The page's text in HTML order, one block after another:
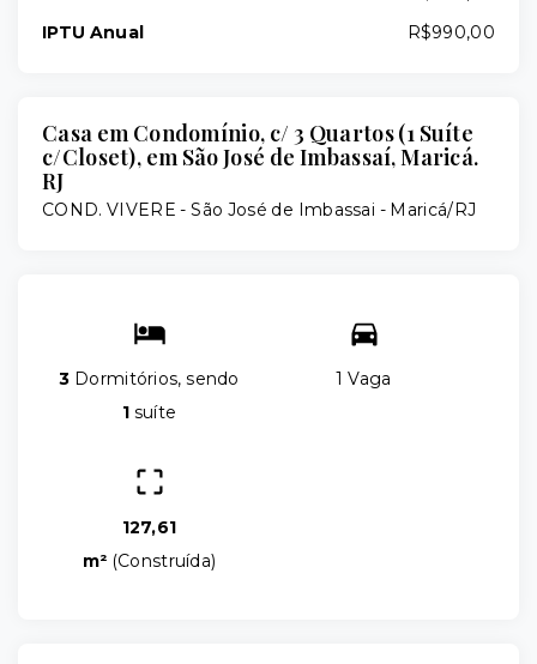
IPTU Anual
R$990,00
Casa em Condomínio, c/ 3 Quartos (1 Suíte
c/Closet), em São José de Imbassaí, Maricá.
RJ
COND. VIVERE -São José de Imbassai - Maricá/RJ
3 Dormitórios, sendo
1 suíte
1 Vaga
127,61
m² (Construída)